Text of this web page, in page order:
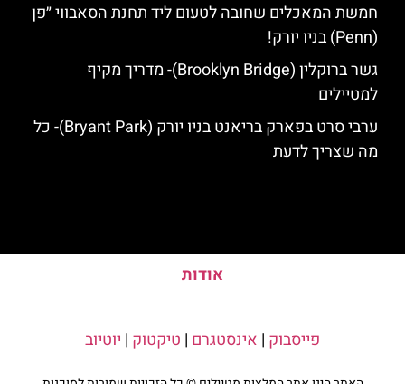
חמשת המאכלים שחובה לטעום ליד תחנת הסאבווי ״פן
(Penn) בניו יורק!
גשר ברוקלין (Brooklyn Bridge)- מדריך מקיף
למטיילים
ערבי סרט בפארק בריאנט בניו יורק (Bryant Park)- כל
מה שצריך לדעת
אודות
פייסבוק | אינסטגרם | טיקטוק | יוטיוב